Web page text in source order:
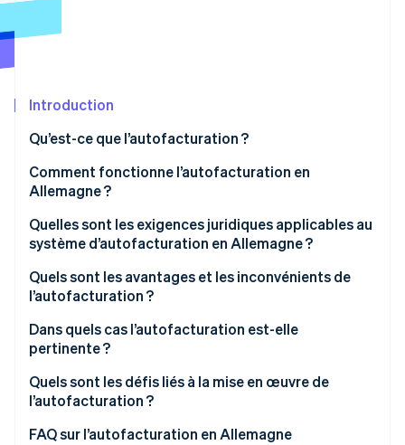
Radar
Constitution de start-up
Élimination du carbone
Identity
Vérification de l'identité
Stripe Sessions 2026
Regarder la vidéo
Stripe App Marketplace
Introduction
Qu’est-ce que l’autofacturation ?
Facturation via des factures émises par le client
Comment fonctionne l’autofacturation en
Allemagne ?
Quelles sont les exigences juridiques applicables au
système d’autofacturation en Allemagne ?
Accord préalable
Libellé « avoir »
Responsabilités de chaque partie
Exigences en matière de conservation et de
documentation
Quels sont les avantages et les inconvénients de
l’autofacturation ?
Avantages de l’autofacturation
Inconvénients de l’autofacturation
Dans quels cas l’autofacturation est-elle
pertinente ?
Relations commerciales à long terme avec des
services récurrents
Modèles de rémunération basés sur la commission
Quels sont les défis liés à la mise en œuvre de
l’autofacturation ?
Traitement des paiements sur des plateformes
FAQ sur l’autofacturation en Allemagne